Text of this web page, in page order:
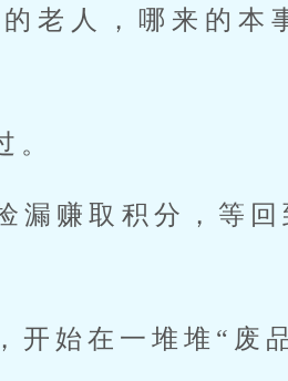
老人，哪来的本
。
漏赚取积分，等
开始在一堆堆“废